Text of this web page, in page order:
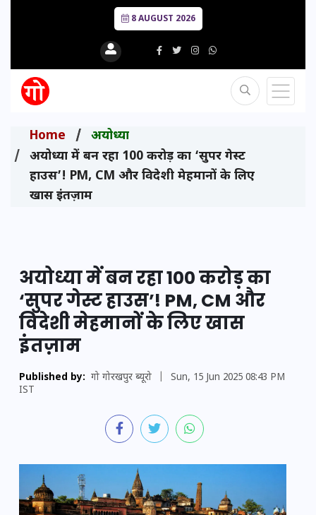
8 AUGUST 2026
Home
अयोध्या
अयोध्या में बन रहा 100 करोड़ का ‘सुपर गेस्ट
हाउस’! PM, CM और विदेशी मेहमानों के लिए
खास इंतज़ाम
अयोध्या में बन रहा 100 करोड़ का
‘सुपर गेस्ट हाउस’! PM, CM और
विदेशी मेहमानों के लिए खास
इंतज़ाम
Published by: गो गोरखपुर ब्यूरो
Sun, 15 Jun 2025 08:43 PM
IST